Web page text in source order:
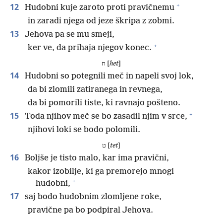
12 Hudobni kuje zaroto proti pravičnemu +
in zaradi njega od jeze škripa z zobmi.
13
Jehova pa se mu smeji,
ker ve, da prihaja njegov konec. +
het]
14
Hudobni so potegnili meč in napeli svoj lok,
da bi zlomili zatiranega in revnega,
da bi pomorili tiste, ki ravnajo pošteno.
15 Toda njihov meč se bo zasadil njim v srce, +
njihovi loki se bodo polomili.
ט [ tet]
16
Boljše je tisto malo, kar ima pravični,
kakor izobilje, ki ga premorejo mnogi
hudobni, +
17
saj bodo hudobnim zlomljene roke,
pravične pa bo podpiral Jehova.